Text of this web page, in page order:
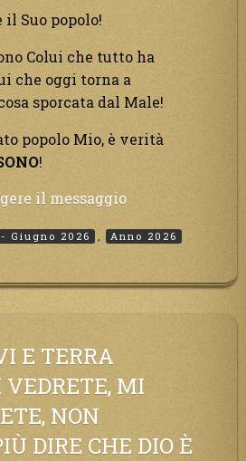
il Suo popolo!
Colui che tutto ha
che oggi torna a
sporcata dal Male!
popolo Mio, è verità
!
il messaggio“Un
assordante
dal
del
Giugno 2026 Anno 2026
E TERRA
MI
NON
DIRE CHE DIO È